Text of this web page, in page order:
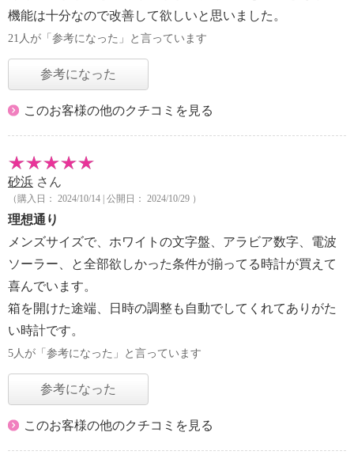
機能は十分なので改善して欲しいと思いました。
21人が「参考になった」と言っています
参考になった
このお客様の他のクチコミを見る
砂浜 さん
（購入日： 2024/10/14 | 公開日： 2024/10/29 ）
理想通り
メンズサイズで、ホワイトの文字盤、アラビア数字、電波
ソーラー、と全部欲しかった条件が揃ってる時計が買えて
喜んでいます。
箱を開けた途端、日時の調整も自動でしてくれてありがた
い時計です。
5人が「参考になった」と言っています
参考になった
このお客様の他のクチコミを見る